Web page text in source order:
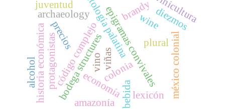
epigramas convivales
antología palatina
vino
código complejo plural
wine
brandy
bodega structures
archaeology
colonia
precios
economía
historia económica
diezmos
méxico colonial
protagonistas viñas
lexicón
bebida
alcohol
juventud
amazonía